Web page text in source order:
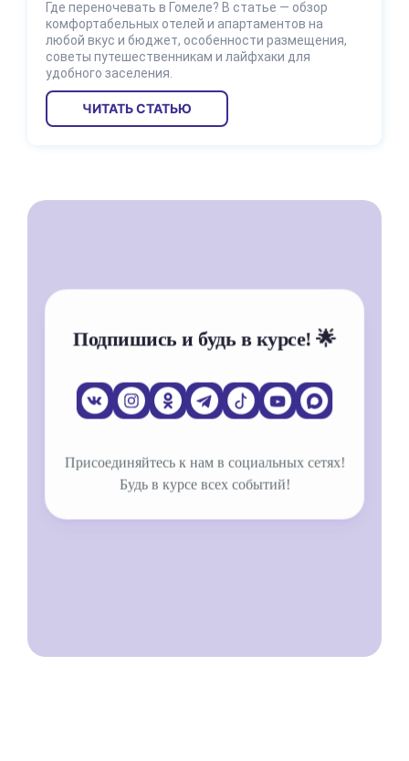
Где переночевать в Гомеле? В статье — обзор
комфортабельных отелей и апартаментов на
любой вкус и бюджет, особенности размещения,
советы путешественникам и лайфхаки для
удобного заселения.
ЧИТАТЬ СТАТЬЮ
Подпишись и будь в курсе! 🌟
Присоединяйтесь к нам в социальных сетях!
Будь в курсе всех событий!